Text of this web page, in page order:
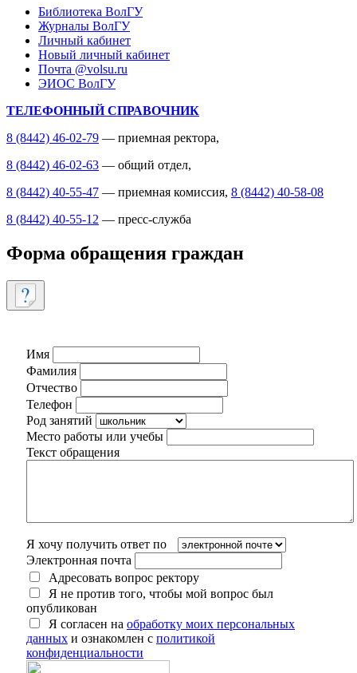
Библиотека ВолГУ
Журналы ВолГУ
Личный кабинет
Новый личный кабинет
Почта @volsu.ru
ЭИОС ВолГУ
ТЕЛЕФОННЫЙ СПРАВОЧНИК
8 (8442) 46-02-79 — приемная ректора,
8 (8442) 46-02-63 — общий отдел,
8 (8442) 40-55-47 — приемная комиссия, 8 (8442) 40-58-08
8 (8442) 40-55-12 — пресс-служба
Форма обращения граждан
Имя
Фамилия
Отчество
Телефон
Род занятий
Место работы или учебы
Текст обращения
Я хочу получить ответ по
Электронная почта
Адресовать вопрос ректору
Я не против того, чтобы мой вопрос был
опубликован
Я согласен на обработку моих персональных
данных и ознакомлен с политикой
конфиденциальности